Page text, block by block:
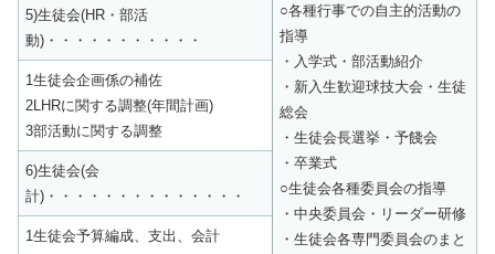
○各種行事での自主的活動の
指導
・入学式・部活動紹介
・新入生歓迎球技大会・生徒
総会
・生徒会長選挙・予餞会
・卒業式
○生徒会各種委員会の指導
・中央委員会・リーダー研修
・生徒会各専門委員会のまと
5)生徒会(HR・部活
動)・・・・・・・・・・・
1生徒会企画係の補佐
2LHRに関する調整(年間計画)
3部活動に関する調整
6)生徒会(会
計)・・・・・・・・・・・・・・
1生徒会予算編成、支出、会計